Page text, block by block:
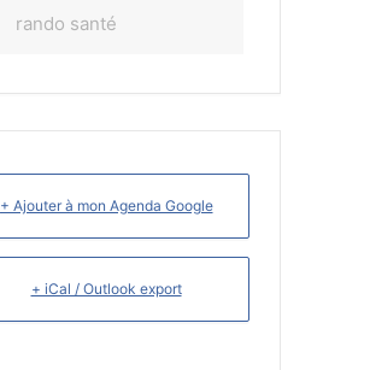
rando santé
+ Ajouter à mon Agenda Google
+ iCal / Outlook export